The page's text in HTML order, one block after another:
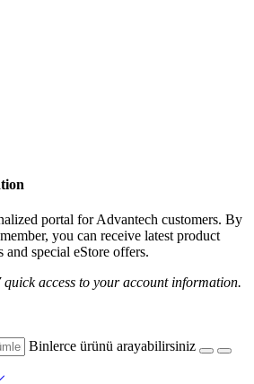
portal for Advantech customers. By
you can receive latest product
special eStore offers.
access to your account information.
Binlerce ürünü arayabilirsiniz